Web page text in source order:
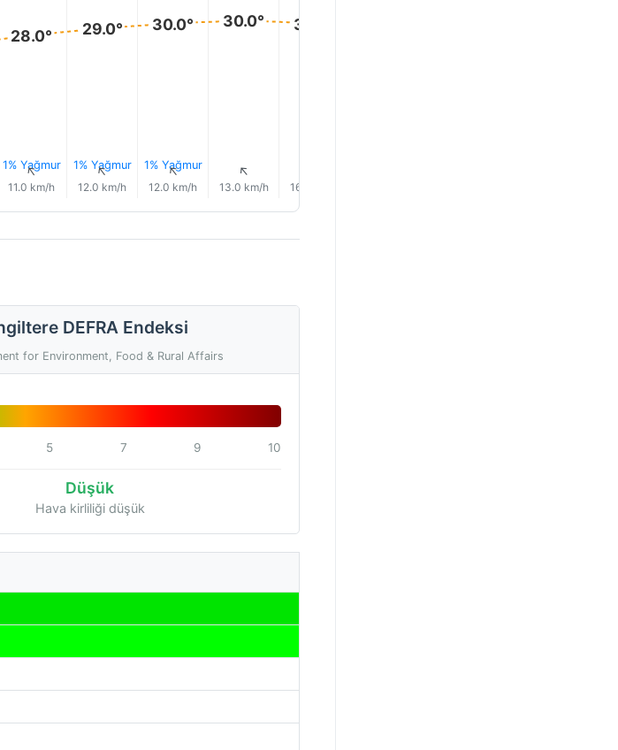
28.0°
1% Yağmur
↑
11.0 km/h
29.0°
1% Yağmur
↑
12.0 km/h
30.0°
1% Yağmur
↑
12.0 km/h
30.0°
↑
13.0 km/h
30.0°
16.0 km/h
DEFRA Endeksi
for Environment, Food & Rural Affairs
5 7 9 10
Düşük
Hava kirliliği düşük